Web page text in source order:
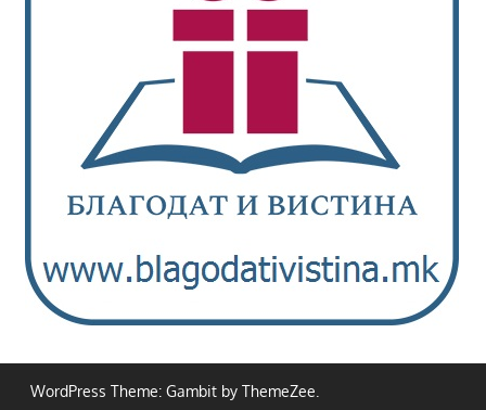
WordPress Theme: Gambit by ThemeZee.